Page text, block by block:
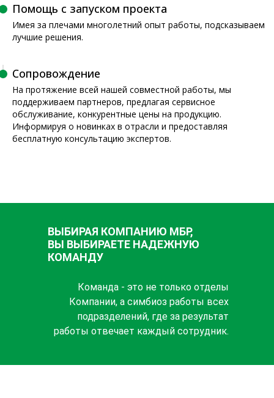
Помощь с запуском проекта
Имея за плечами многолетний опыт работы, подсказываем
лучшие решения.
Сопровождение
На протяжение всей нашей совместной работы, мы
поддерживаем партнеров, предлагая сервисное
обслуживание, конкурентные цены на продукцию.
Информируя о новинках в отрасли и предоставляя
бесплатную консультацию экспертов.
ВЫБИРАЯ КОМПАНИЮ МБР,
ВЫ ВЫБИРАЕТЕ НАДЕЖНУЮ
КОМАНДУ
Команда - это не только отделы
Компании, а симбиоз работы всех
подразделений, где за результат
работы отвечает каждый сотрудник.